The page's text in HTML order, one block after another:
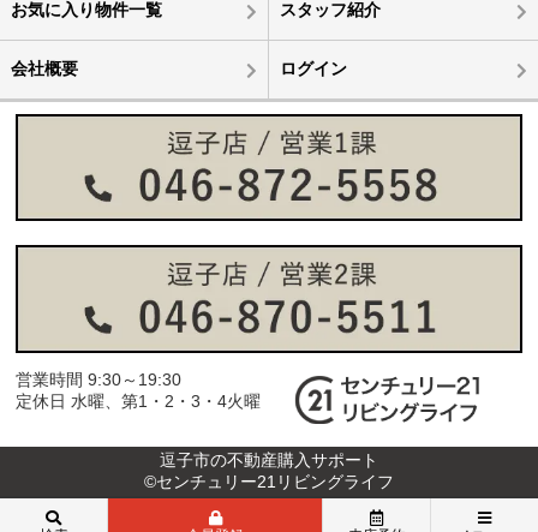
お気に入り物件一覧 スタッフ紹介
会社概要 ログイン
営業時間 9:30～19:30
定休日 水曜、第1・2・3・4火曜
逗子市の不動産購入サポート
©センチュリー21リビングライフ